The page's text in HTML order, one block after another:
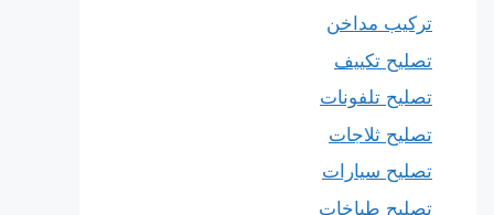
تركيب مداخن
تصليح تكييف
تصليح تلفونات
تصليح ثلاجات
تصليح سيارات
تصليح طباخات